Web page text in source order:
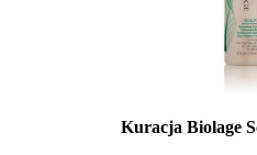
Kuracja Biolage